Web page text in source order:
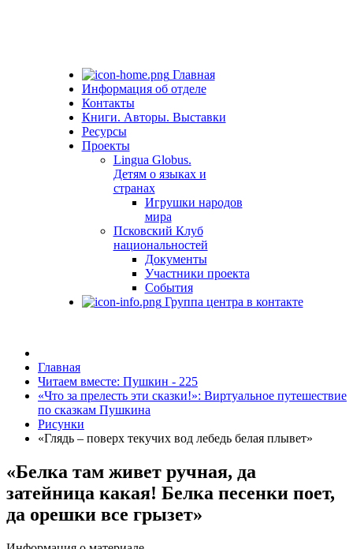
Главная
Информация об отделе
Контакты
Книги. Авторы. Выставки
Ресурсы
Проекты
Lingua Globus.
Детям о языках и
странах
Игрушки народов
мира
Псковский Клуб
национальностей
Документы
Участники проекта
События
Группа центра в контакте
Главная
Читаем вместе: Пушкин - 225
«Что за прелесть эти сказки!»: Виртуальное путешествие
по сказкам Пушкина
Рисунки
«Глядь – поверх текучих вод лебедь белая плывет»
«Белка там живет ручная, да
затейница какая! Белка песенки поет,
да орешки все грызет»